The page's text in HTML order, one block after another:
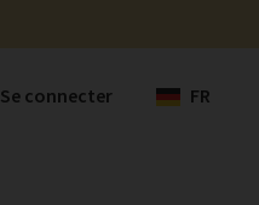
Se connecter FR